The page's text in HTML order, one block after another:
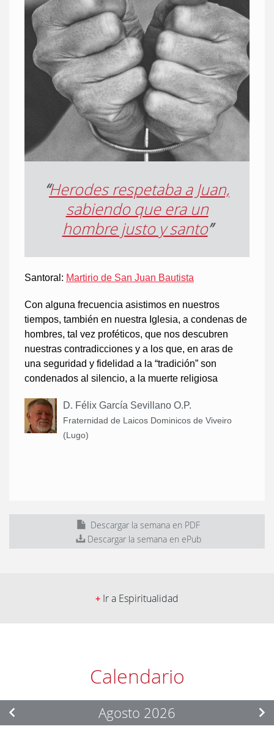
“Herodes respetaba a Juan,
sabiendo que era un
hombre justo y santo”
Santoral: Martirio de San Juan Bautista
Con alguna frecuencia asistimos en nuestros
tiempos, también en nuestra Iglesia, a condenas de
hombres, tal vez proféticos, que nos descubren
nuestras contradicciones y a los que, en aras de
una seguridad y fidelidad a la “tradición” son
condenados al silencio, a la muerte religiosa
D. Félix García Sevillano O.P.
Fraternidad de Laicos Dominicos de Viveiro
(Lugo)
Descargar la semana en PDF
Descargar la semana en ePub
+ Ir a Espiritualidad
Calendario
Agosto 2026